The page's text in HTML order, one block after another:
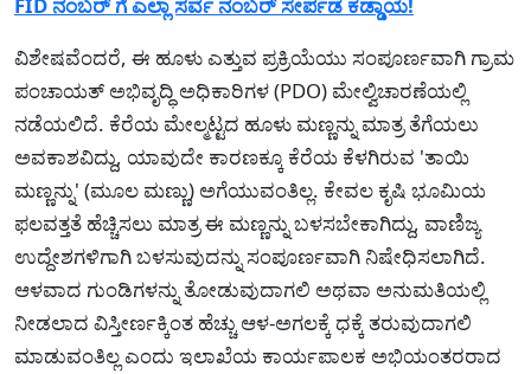
ವಿಶೇಷವೆಂದರೆ, ಈ ಹೂಳು ಎತ್ತುವ ಪ್ರಕ್ರಿಯೆಯು ಸಂಪೂರ್ಣವಾಗಿ ಗ್ರಾಮ
ಪಂಚಾಯತ್ ಅಭಿವೃದ್ಧಿ ಅಧಿಕಾರಿಗಳ (PDO) ಮೇಲ್ವಿಚಾರಣೆಯಲ್ಲಿ
ನಡೆಯಲಿದೆ. ಕೆರೆಯ ಮೇಲ್ಮಟ್ಟದ ಹೂಳು ಮಣ್ಣನ್ನು ಮಾತ್ರ ತೆಗೆಯಲು
ಅವಕಾಶವಿದ್ದು, ಯಾವುದೇ ಕಾರಣಕ್ಕೂ ಕೆರೆಯ ಕೆಳಗಿರುವ 'ತಾಯಿ
ಮಣ್ಣನ್ನು' (ಮೂಲ ಮಣ್ಣು) ಅಗೆಯುವಂತಿಲ್ಲ. ಕೇವಲ ಕೃಷಿ ಭೂಮಿಯ
ಫಲವತ್ತತೆ ಹೆಚ್ಚಿಸಲು ಮಾತ್ರ ಈ ಮಣ್ಣನ್ನು ಬಳಸಬೇಕಾಗಿದ್ದು, ವಾಣಿಜ್ಯ
ಉದ್ದೇಶಗಳಿಗಾಗಿ ಬಳಸುವುದನ್ನು ಸಂಪೂರ್ಣವಾಗಿ ನಿಷೇಧಿಸಲಾಗಿದೆ.
ಆಳವಾದ ಗುಂಡಿಗಳನ್ನು ತೋಡುವುದಾಗಲಿ ಅಥವಾ ಅನುಮತಿಯಲ್ಲಿ
ನೀಡಲಾದ ವಿಸ್ತೀರ್ಣಕ್ಕಿಂತ ಹೆಚ್ಚು ಆಳ-ಅಗಲಕ್ಕೆ ಧಕ್ಕೆ ತರುವುದಾಗಲಿ
ಮಾಡುವಂತಿಲ್ಲ ಎಂದು ಇಲಾಖೆಯ ಕಾರ್ಯಪಾಲಕ ಅಭಿಯಂತರರಾದ